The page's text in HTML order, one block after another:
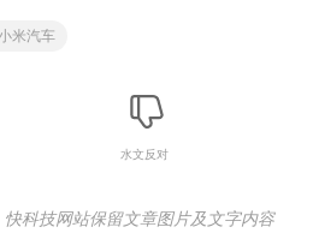
米汽车
水文反对
科技网站保留文章图片及文字内容